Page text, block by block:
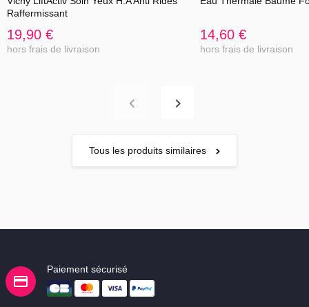
Raffermissant
19,90 €
hors frais de livraison
14,60 €
hors frais de livraison
Tous les produits similaires
Paiement sécurisé